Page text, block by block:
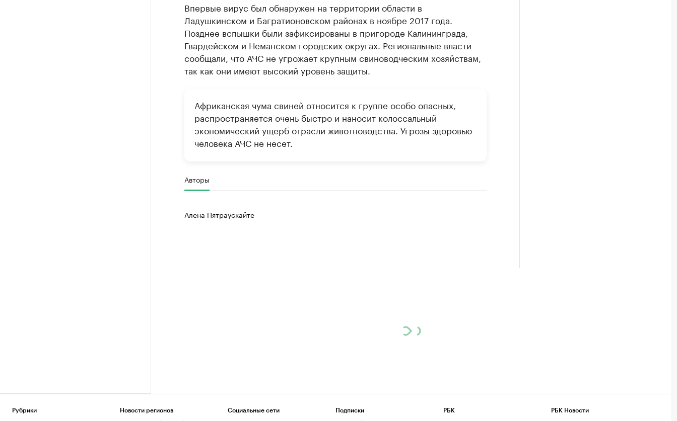
Впервые вирус был обнаружен на территории области в
Ладушкинском и Багратионовском районах в ноябре 2017 года.
Позднее вспышки были зафиксированы в пригороде Калининграда,
Гвардейском и Неманском городских округах. Региональные власти
сообщали, что АЧС не угрожает крупным свиноводческим хозяйствам,
так как они имеют высокий уровень защиты.
Африканская чума свиней относится к группе особо опасных,
распространяется очень быстро и наносит колоссальный
экономический ущерб отрасли животноводства. Угрозы здоровью
человека АЧС не несет.
Авторы
Алёна Пятраускайте
Рубрики Новости регионов Социальные сети Подписки РБК РБК Новости